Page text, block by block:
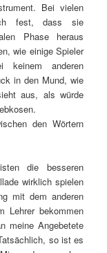
Bei vielen
fest, dass sie
Phase heraus
wie einige Spieler
keinem anderen
in den Mund, wie
aus, als würde
den Wörtern
die besseren
wirklich spielen
mit dem anderen
Lehrer bekommen
meine Angebetete
so ist es